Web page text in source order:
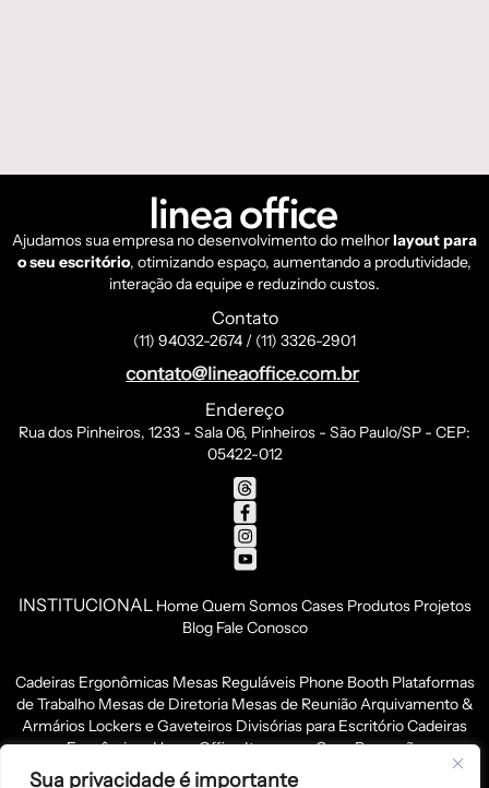
Sua privacidade é importante
Ajudamos sua empresa no desenvolvimento do melhorlayout para
o seu escritório, otimizando espaço, aumentando a produtividade,
interação da equipe e reduzindo custos.
Contato
(11) 94032-2674 / (11) 3326-2901
Endereço
Rua dos Pinheiros, 1233 - Sala 06, Pinheiros - São Paulo/SP - CEP:
05422-012
INSTITUCIONAL HomeQuem SomosCases Produtos Projetos
Blog Fale Conosco
Cadeiras Ergonômicas Mesas Reguláveis Phone Booth Plataformas
de Trabalho Mesas de Diretoria Mesas de ReuniãoArquivamento &
Armários Lockers e Gaveteiros Divisórias para EscritórioCadeiras
EconômicasHome OfficeItens para CopaRecepção